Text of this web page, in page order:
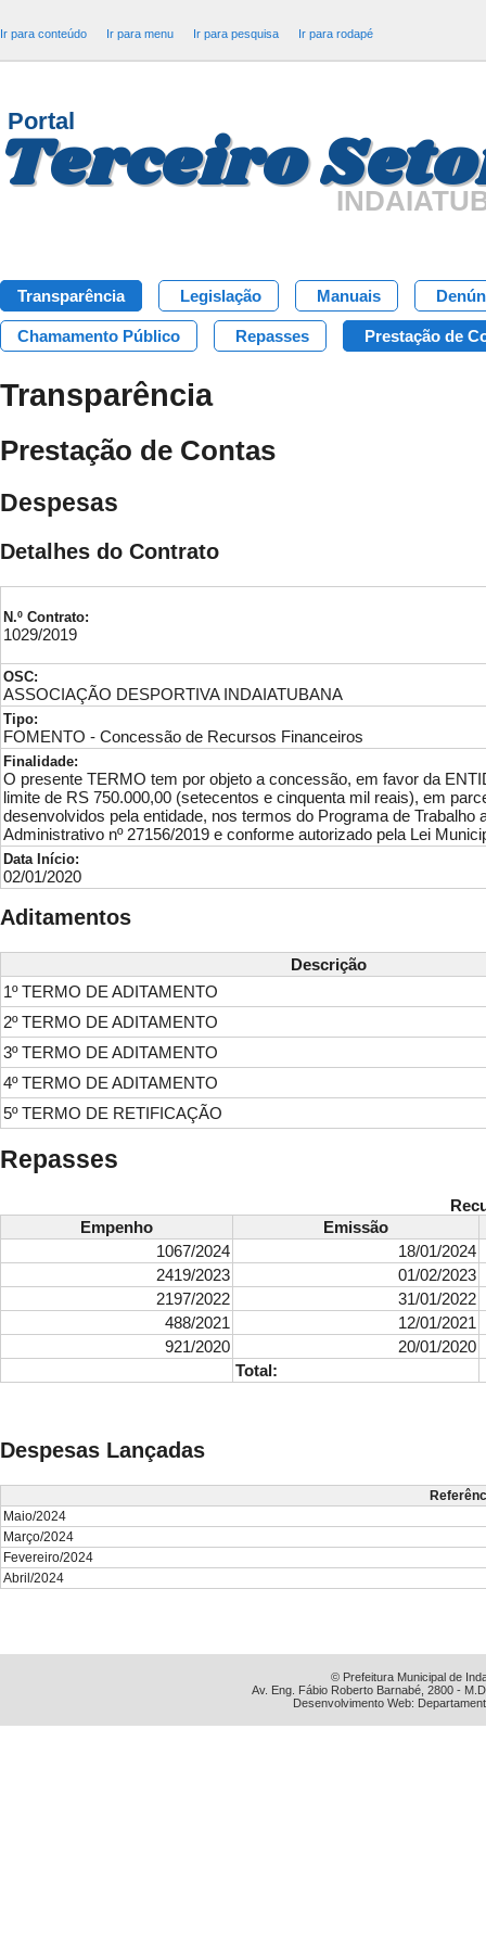
Ir para conteúdo Ir para menu Ir para pesquisa Ir para rodapé
Portal
Terceiro
Transparência Legislação Manuais
Chamamento Público Repasses Prestação de
Transparência
Prestação de Contas
Despesas
Detalhes do Contrato
N.º Contrato:
1029/2019
OSC:
ASSOCIAÇÃO DESPORTIVA INDAIATUBANA
Tipo:
FOMENTO - Concessão de Recursos Financeiros
Finalidade:
O presente TERMO tem por objeto a concessão, em favor da
limite de RS 750.000,00 (setecentos e cinquenta mil reais), em
desenvolvidos pela entidade, nos termos do Programa de
Administrativo nº 27156/2019 e conforme autorizado pela Lei
Data Início:
02/01/2020
Aditamentos
Descrição
1º TERMO DE ADITAMENTO
2º TERMO DE ADITAMENTO
3º TERMO DE ADITAMENTO
4º TERMO DE ADITAMENTO
5º TERMO DE RETIFICAÇÃO
Repasses
Empenho
Emissão
1067/2024
18/01/2024
2419/2023
01/02/2023
2197/2022
31/01/2022
488/2021
12/01/2021
921/2020
20/01/2020
Total:
Despesas Lançadas
Maio/2024
Março/2024
Fevereiro/2024
Abril/2024
© Prefeitura Municipal de
Av. Eng. Fábio Roberto Barnabé, 2800 -
Desenvolvimento Web: